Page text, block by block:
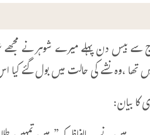
بیس دن پہلے میرے شوہر نے مجھے
تھا ،وہ نشے کی حالت میں بول گئے
کا بیان: